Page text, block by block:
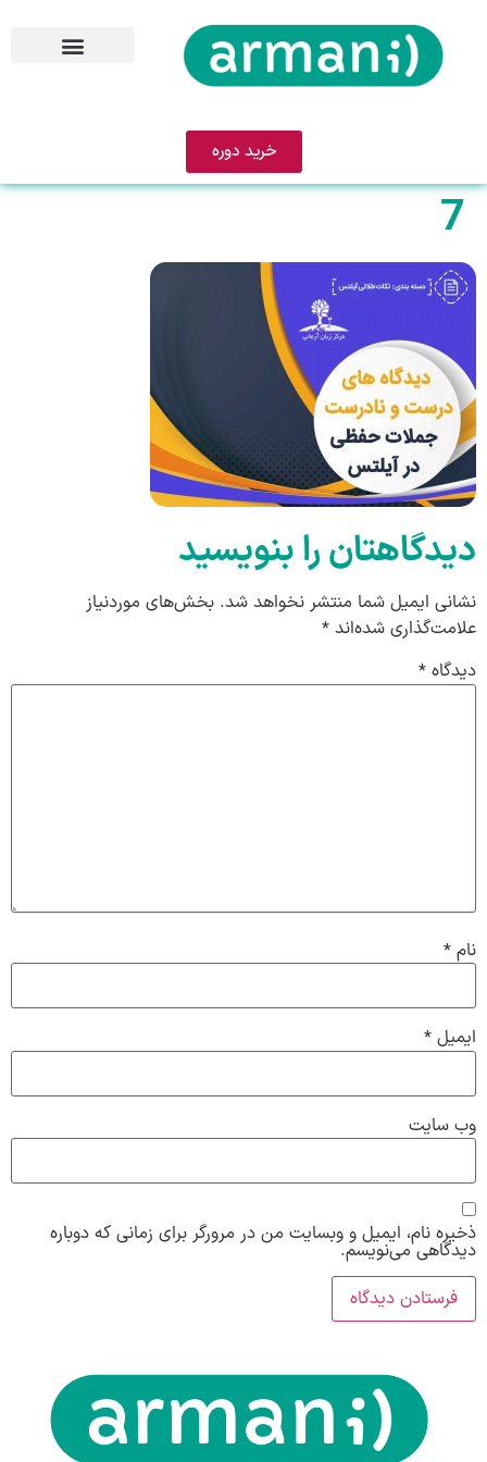
خرید دوره
7
دیدگاهتان را بنویسید
نشانی ایمیل شما منتشر نخواهد شد. بخش‌های موردنیاز
علامت‌گذاری شده‌اند *
دیدگاه *
نام *
ایمیل *
وب‌ سایت
ذخیره نام، ایمیل و وبسایت من در مرورگر برای زمانی که دوباره
دیدگاهی می‌نویسم.